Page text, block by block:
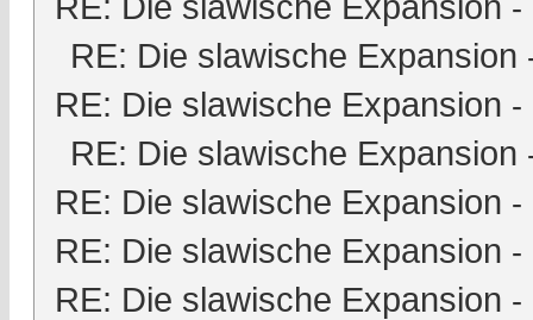
-
RE: Die slawische Expansion
RE: Die slawische Expansion -
RE: Die slawische Expansion
RE: Die slawische Expansion -
RE: Die slawische Expansion -
RE: Die slawische Expansion -